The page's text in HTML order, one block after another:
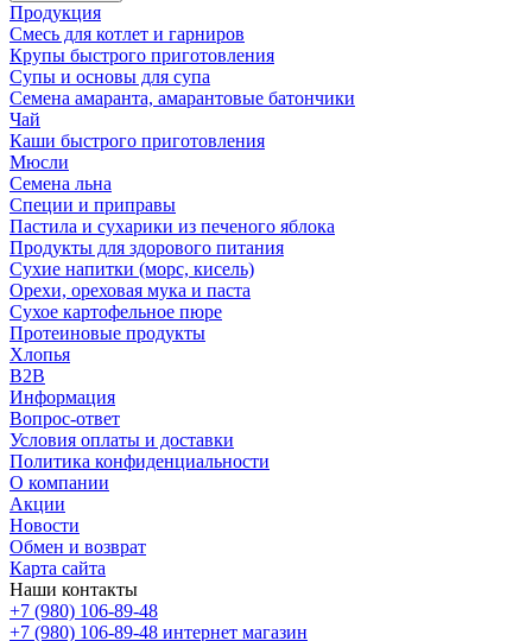
Продукция
Смесь для котлет и гарниров
Крупы быстрого приготовления
Супы и основы для супа
Семена амаранта, амарантовые батончики
Чай
Каши быстрого приготовления
Мюсли
Семена льна
Специи и приправы
Пастила и сухарики из печеного яблока
Продукты для здорового питания
Сухие напитки (морс, кисель)
Орехи, ореховая мука и паста
Сухое картофельное пюре
Протеиновые продукты
Хлопья
B2B
Информация
Вопрос-ответ
Условия оплаты и доставки
Политика конфиденциальности
О компании
Акции
Новости
Обмен и возврат
Карта сайта
Наши контакты
+7 (980) 106-89-48
+7 (980) 106-89-48 интернет магазин